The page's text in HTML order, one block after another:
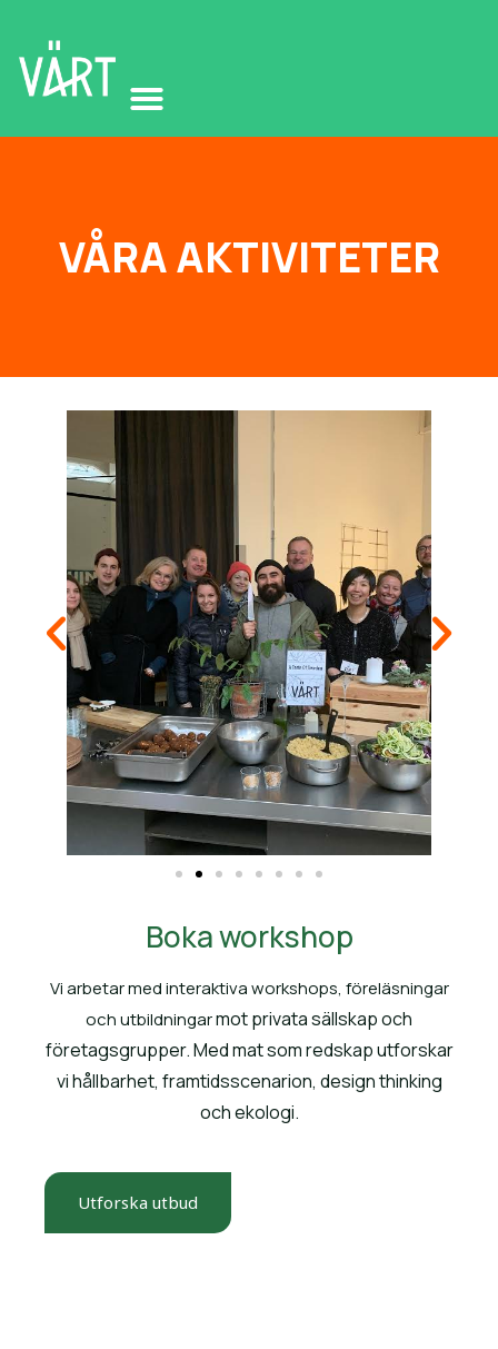
VÅRA AKTIVITETER
Boka workshop
Vi arbetar med interaktiva workshops, föreläsningar
och utbildningarmot privata sällskap och
företagsgrupper. Med mat som redskap utforskar
vi hållbarhet, framtidsscenarion, design thinking
ochekologi.
Utforska utbud